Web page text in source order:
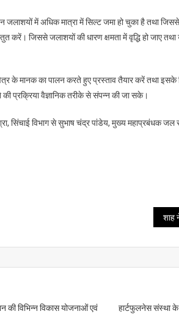
जलाशयों में अधिक मात्रा में सिल्ट जमा हो चुका है तथा
जिससे जलाशयों की धारण क्षमता में वृद्धि हो जाए
के मानक का पालन करते हुए प्रस्ताव तैयार करें तथा इसके
प्रक्रिया वैज्ञानिक तरीके से संपन्न की जा सके।
सिंचाई विभाग से सुभाष चंद्र पांडेय, मुख्य महाप्रबंधक
की विभिन्न विकास योजनाओं एवं
हार्टफुलनेस संस्था के